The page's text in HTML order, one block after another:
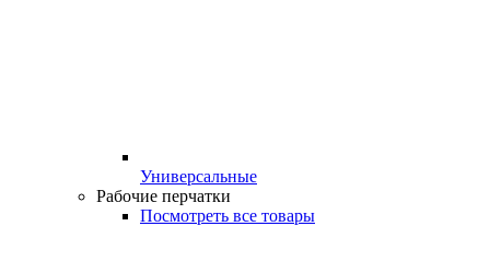
Универсальные
Рабочие перчатки
Посмотреть все товары